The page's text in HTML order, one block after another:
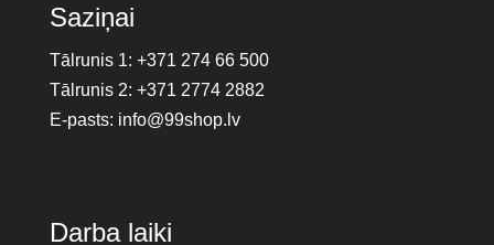
Saziņai
Tālrunis 1: +371 274 66 500
Tālrunis 2: +371 2774 2882
E-pasts: info@99shop.lv
Darba laiki